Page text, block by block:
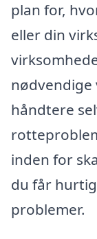
plan for,
eller din
håndtere
inden for
du får
problemer.